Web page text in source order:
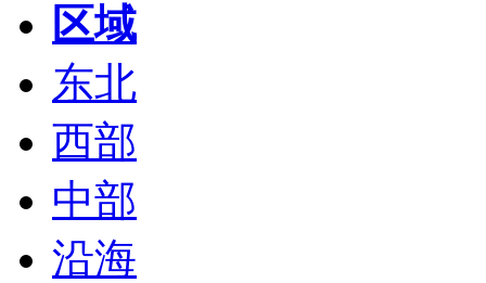
区域
东北
西部
中部
沿海